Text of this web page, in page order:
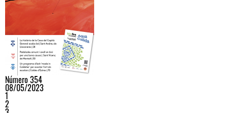
Número 354
08/05/2023
1
2